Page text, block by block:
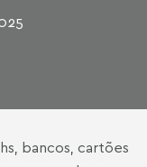
bancos, cartões